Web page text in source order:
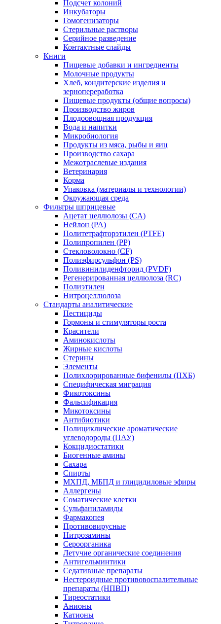
Подсчет колоний
Инкубаторы
Гомогенизаторы
Стерильные растворы
Серийное разведение
Контактные слайды
Книги
Пищевые добавки и ингредиенты
Молочные продукты
Хлеб, кондитерские изделия и
зернопереработка
Пищевые продукты (общие вопросы)
Производство жиров
Плодоовощная продукция
Вода и напитки
Микробиология
Продукты из мяса, рыбы и яиц
Производство сахара
Межотраслевые издания
Ветеринария
Корма
Упаковка (материалы и технологии)
Окружающая среда
Фильтры шприцевые
Ацетат целлюлозы (CA)
Нейлон (PA)
Политетрафторэтилен (PTFE)
Полипропилен (PP)
Стекловолокно (CF)
Полиэфирсульфон (PS)
Поливинилиденфторид (PVDF)
Регенерированная целлюлоза (RC)
Полиэтилен
Нитроцеллюлоза
Стандарты аналитические
Пестициды
Гормоны и стимуляторы роста
Красители
Аминокислоты
Жирные кислоты
Стерины
Элементы
Полихлорированные бифенилы (ПХБ)
Специфическая миграция
Фикотоксины
Фальсификация
Микотоксины
Антибиотики
Полициклические ароматические
углеводороды (ПАУ)
Кокцидиостатики
Биогенные амины
Сахара
Спирты
МХПД, МБПД и глицидиловые эфиры
Аллергены
Соматические клетки
Сульфаниламиды
Фармакопея
Противовирусные
Нитрозамины
Сероорганика
Летучие органические соединения
Антигельминтики
Седативные препараты
Нестероидные противовоспалительные
препараты (НПВП)
Тиреостатики
Анионы
Катионы